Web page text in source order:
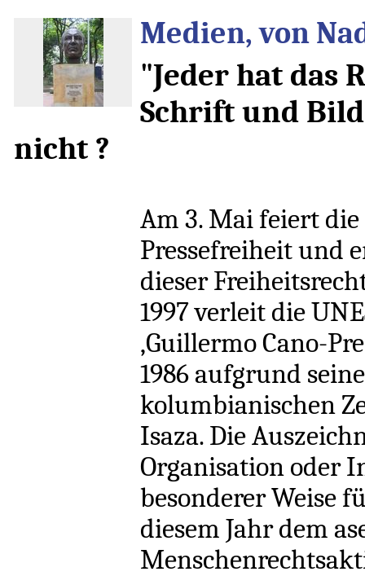
Medien, von
"Jeder hat das
Schrift und
nicht ?
Am 3. Mai feiert
Pressefreiheit und
dieser
1997 verleit die
‚Guillermo Cano-
1986 aufgrund
kolumbianischen
Isaza. Die
Organisation oder
besonderer Weise
diesem Jahr dem